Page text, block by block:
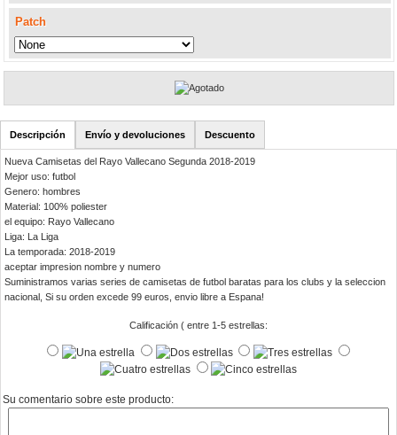
Patch
Descripción Envío y devoluciones Descuento
Nueva Camisetas del Rayo Vallecano Segunda 2018-2019
Mejor uso: futbol
Genero: hombres
Material: 100% poliester
el equipo: Rayo Vallecano
Liga: La Liga
La temporada: 2018-2019
aceptar impresion nombre y numero
Suministramos varias series de camisetas de futbol baratas para los clubs y la seleccion
nacional, Si su orden excede 99 euros, envio libre a Espana!
Calificación ( entre 1-5 estrellas:
Su comentario sobre este producto: